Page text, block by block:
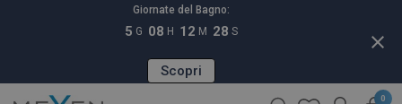
Giornate del Bagno:
5 G 08 H 12 M 27 S
Scopri
close
0